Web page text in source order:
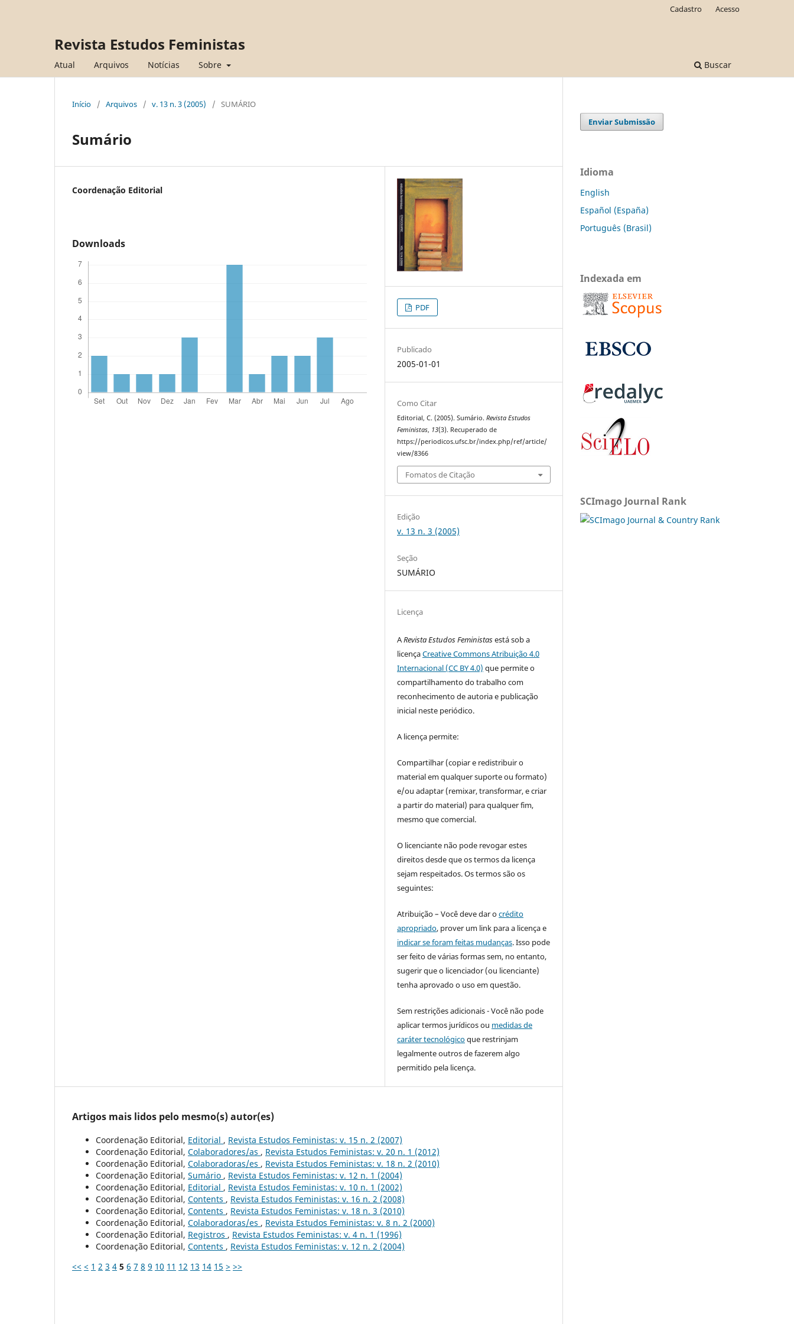
Revista Estudos Feministas
Atual Arquivos Notícias Sobre Buscar
Cadastro Acesso
Início / Arquivos / v. 13 n. 3 (2005) / SUMÁRIO
Sumário
Coordenação Editorial
Downloads
PDF
Publicado
2005-01-01
Como Citar
Editorial, C. (2005). Sumário.Revista Estudos
Feministas, 13(3). Recuperado de
https://periodicos.ufsc.br/index.php/ref/article/
view/8366
Fomatos de Citação
Edição
v. 13 n. 3 (2005)
Seção
SUMÁRIO
Licença
ARevista Estudos Feministasestá sob a
licençaCreative Commons Atribuição 4.0
Internacional (CC BY 4.0) que permite o
compartilhamento do trabalho com
reconhecimento de autoria e publicação
inicial neste periódico.
A licença permite:
Compartilhar (copiar e redistribuir o
material em qualquer suporte ou formato)
e/ou adaptar (remixar, transformar, e criar
a partir do material) para qualquer fim,
mesmo que comercial.
O licenciante não pode revogar estes
direitos desde que os termos da licença
sejam respeitados. Os termos são os
seguintes:
Atribuição – Você deve dar ocrédito
apropriado, prover um link para a licença e
indicar se foram feitas mudanças. Isso pode
ser feito de várias formas sem, no entanto,
sugerir que o licenciador (ou licenciante)
tenha aprovado o uso em questão.
Sem restrições adicionais - Você não pode
aplicar termos jurídicos ou medidas de
caráter tecnológicoque restrinjam
legalmente outros de fazerem algo
permitido pela licença.
Artigos mais lidos pelo mesmo(s) autor(es)
Coordenação Editorial, Editorial , Revista Estudos Feministas: v. 15 n. 2 (2007)
Coordenação Editorial, Colaboradores/as , Revista Estudos Feministas: v. 20 n. 1 (2012)
Coordenação Editorial, Colaboradoras/es , Revista Estudos Feministas: v. 18 n. 2 (2010)
Coordenação Editorial, Sumário , Revista Estudos Feministas: v. 12 n. 1 (2004)
Coordenação Editorial, Editorial , Revista Estudos Feministas: v. 10 n. 1 (2002)
Coordenação Editorial, Contents , Revista Estudos Feministas: v. 16 n. 2 (2008)
Coordenação Editorial, Contents , Revista Estudos Feministas: v. 18 n. 3 (2010)
Coordenação Editorial, Colaboradoras/es , Revista Estudos Feministas: v. 8 n. 2 (2000)
Coordenação Editorial, Registros , Revista Estudos Feministas: v. 4 n. 1 (1996)
Coordenação Editorial, Contents , Revista Estudos Feministas: v. 12 n. 2 (2004)
<< < 1 2 3 4 5 6 7 8 9 10 11 12 13 14 15 > >>
Enviar Submissão
Idioma
English
Español (España)
Português (Brasil)
Indexada em
SCImago Journal Rank